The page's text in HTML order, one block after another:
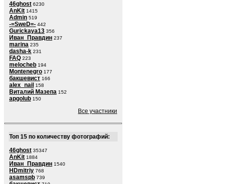
46ghost 6230
AnKit 1415
Admin 519
-=SweD=- 442
Gurickaya13 356
Иван_Правдин 237
marina 235
dasha-k 231
FAQ 223
melocheb 194
Montenegro 177
бакшевист 166
alex_nail 158
Виталий Мазепа 152
apgolub 150
Все участники
Топ 15 по количеству фотографий:
46ghost 35347
AnKit 1884
Иван_Правдин 1540
HDmitriy 768
asamspb 739